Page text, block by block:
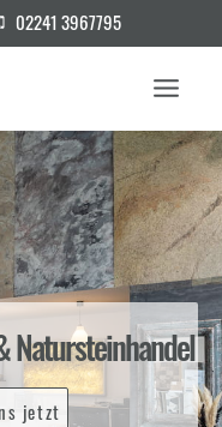
02241 3967795
Natursteinhandel
jetzt